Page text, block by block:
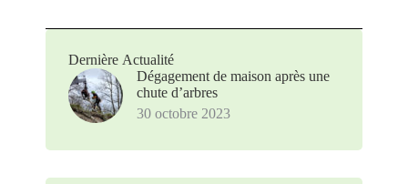
Dernière Actualité
Dégagement de maison après une
chute d’arbres
30 octobre 2023